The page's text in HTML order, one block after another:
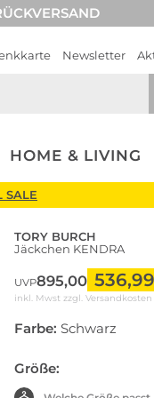
Newsletter
HOME & LIVING
SALE
TORY BURCH
Jäckchen KENDRA
UVP895,00 536,99
inkl. Mwst zzgl. Versandkosten
Farbe: Schwarz
Größe: